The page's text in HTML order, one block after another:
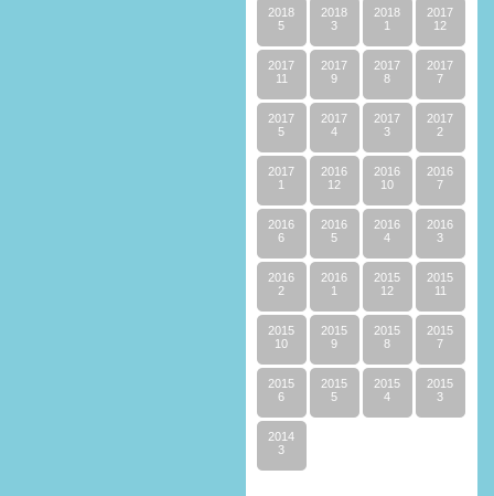
2018
5
2018
3
2018
1
2017
12
2017
11
2017
9
2017
8
2017
7
2017
5
2017
4
2017
3
2017
2
2017
1
2016
12
2016
10
2016
7
2016
6
2016
5
2016
4
2016
3
2016
2
2016
1
2015
12
2015
11
2015
10
2015
9
2015
8
2015
7
2015
6
2015
5
2015
4
2015
3
2014
3